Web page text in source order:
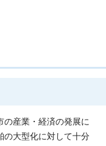
の産業・経済の発展に
の大型化に対して十分